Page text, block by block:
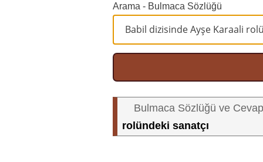
Arama - Bulmaca Sözlüğü
Bulmaca Sözlüğü ve
rolündeki sanatçı